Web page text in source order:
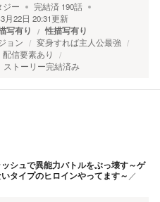
ジー 完結済 190話
月22日 20:31更新
写有り 性描写有り
ョン
変身すれば主人公最強
配信要素あり
ストーリー完結済み
シュで異能力バトルをぶっ壊す～ゲ
タイプのヒロインやってます～ ／